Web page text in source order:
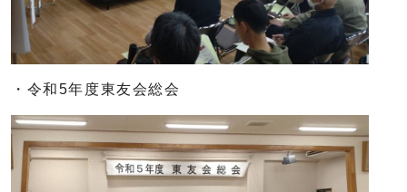
・令和5年度東友会総会